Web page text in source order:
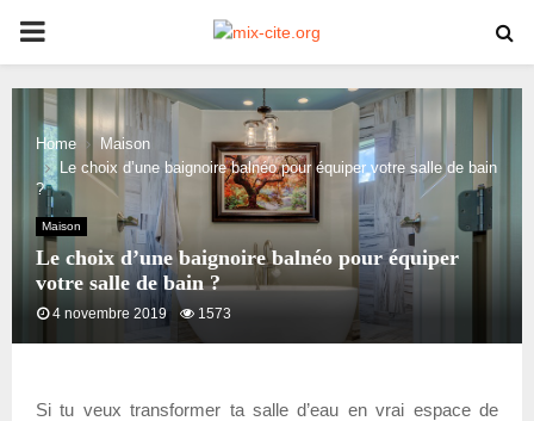
PRIMARY
MENU
Home
Maison
Le choix d’une baignoire balnéo pour équiper votre salle de bain
?
Maison
Le choix d’une baignoire balnéo pour équiper
votre salle de bain ?
4 novembre 2019 1573
Si tu veux transformer ta salle d’eau en vrai espace de